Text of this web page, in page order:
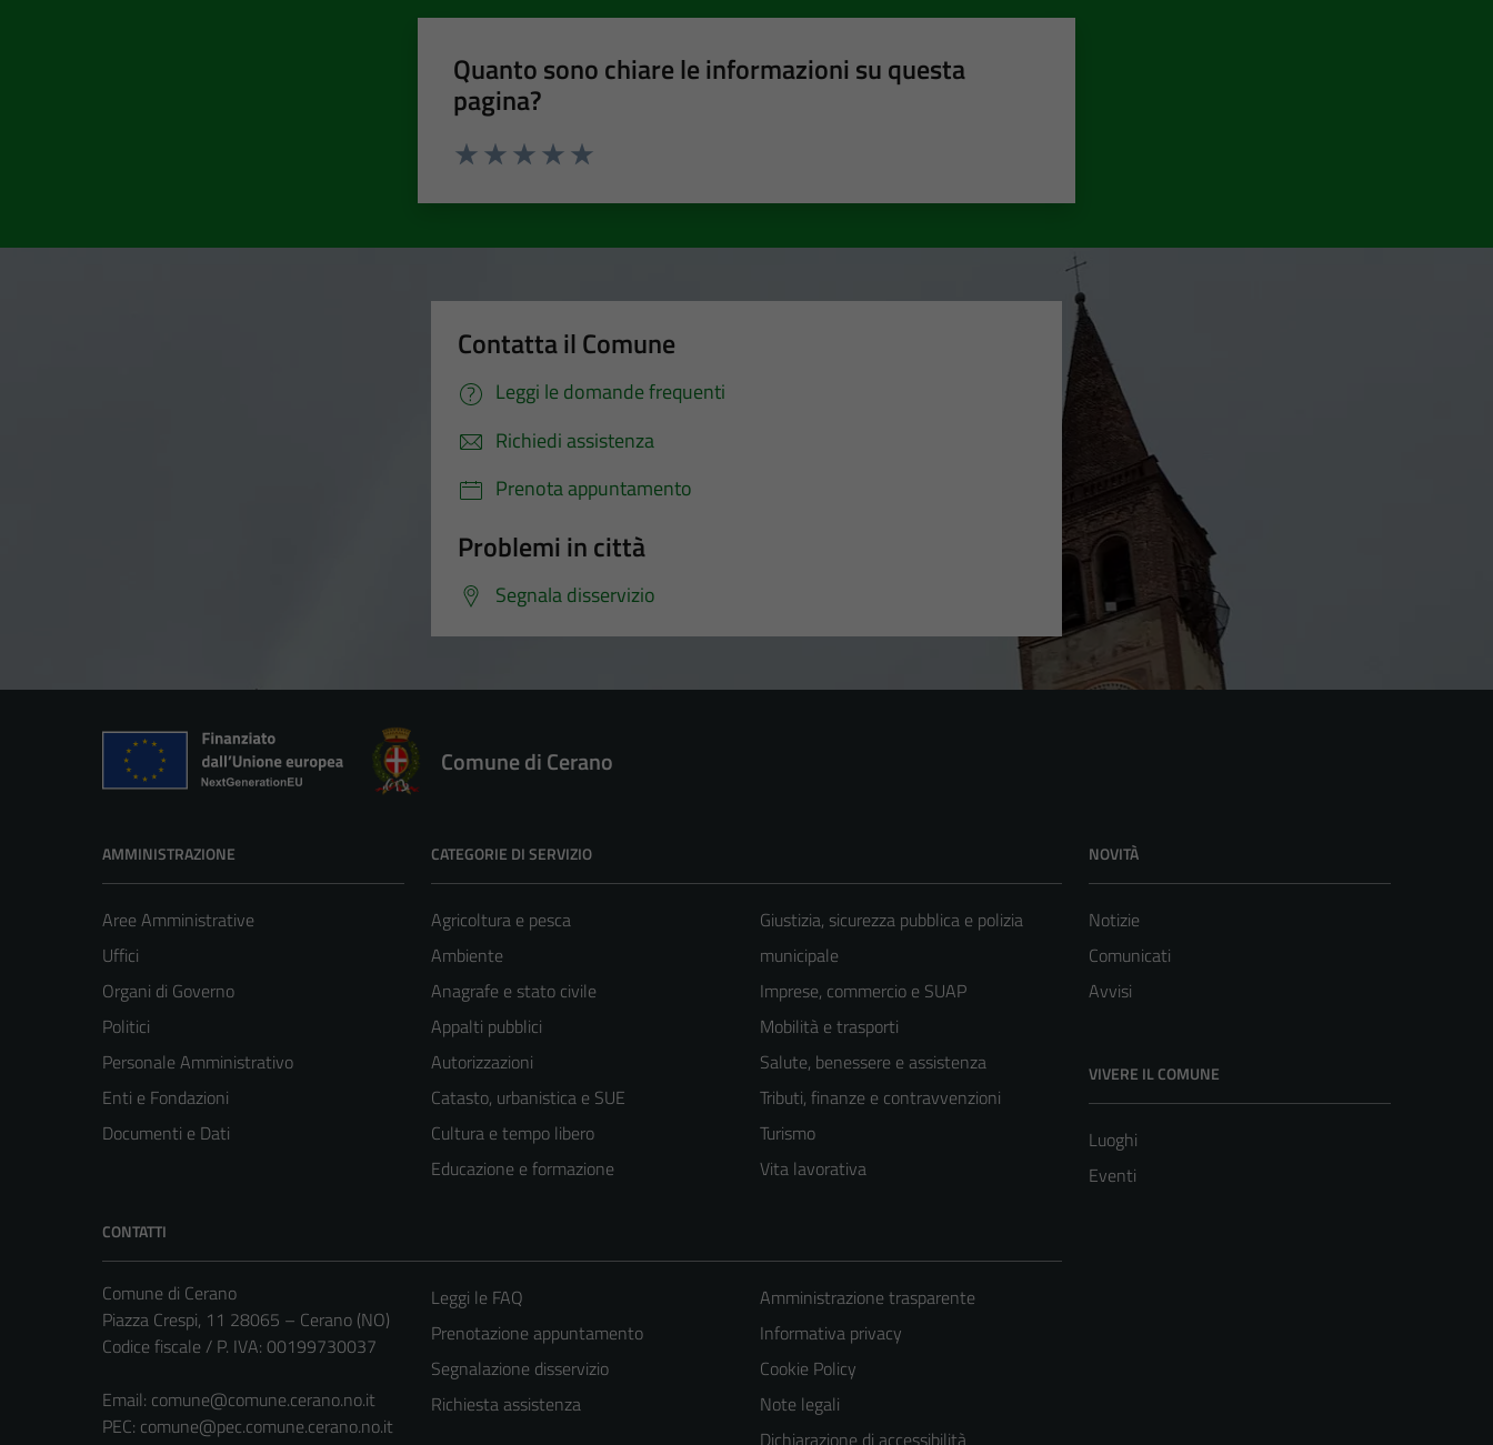
Quanto sono chiare le informazioni su questa
pagina?
Contatta il Comune
Leggi le domande frequenti
Richiedi assistenza
Prenota appuntamento
Problemi in città
Segnala disservizio
Comune di Cerano
AMMINISTRAZIONE
Aree Amministrative
Uffici
Organi di Governo
Politici
Personale Amministrativo
Enti e Fondazioni
Documenti e Dati
CATEGORIE DI SERVIZIO
Agricoltura e pesca
Ambiente
Anagrafe e stato civile
Appalti pubblici
Autorizzazioni
Catasto, urbanistica e SUE
Cultura e tempo libero
Educazione e formazione
Giustizia, sicurezza pubblica e polizia
municipale
Imprese, commercio e SUAP
Mobilità e trasporti
Salute, benessere e assistenza
Tributi, finanze e contravvenzioni
Turismo
Vita lavorativa
NOVITÀ
Notizie
Comunicati
Avvisi
VIVERE IL COMUNE
Luoghi
Eventi
CONTATTI
Comune di Cerano
Piazza Crespi, 11 28065 – Cerano (NO)
Codice fiscale / P. IVA: 00199730037
Email: comune@comune.cerano.no.it
PEC: comune@pec.comune.cerano.no.it
Leggi le FAQ
Prenotazione appuntamento
Segnalazione disservizio
Richiesta assistenza
Amministrazione trasparente
Informativa privacy
Cookie Policy
Note legali
Dichiarazione di accessibilità